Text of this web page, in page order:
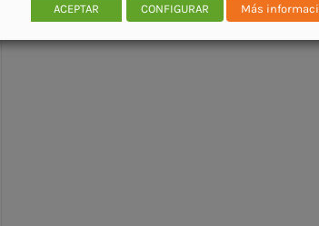
ACEPTAR CONFIGURAR Más